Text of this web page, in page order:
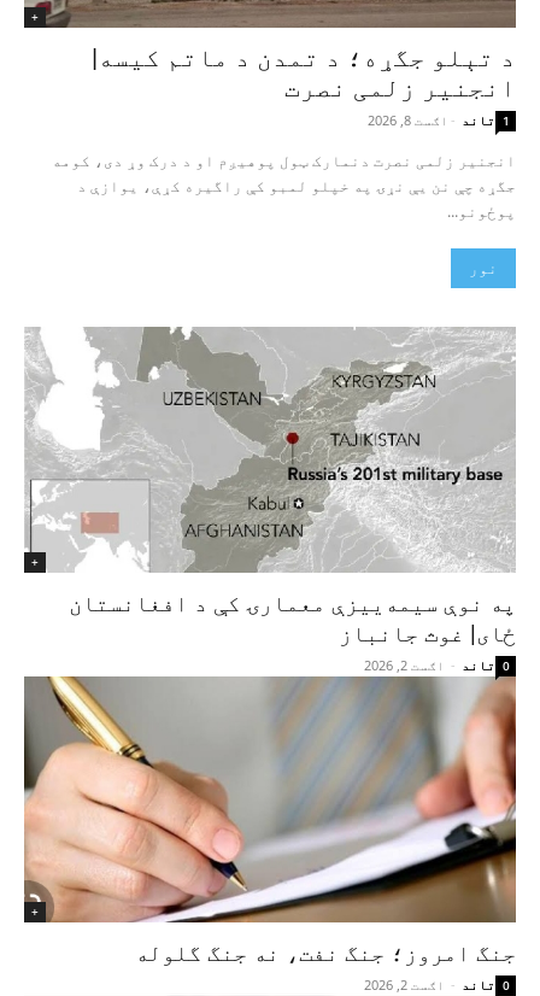
+
د تېلو جگړه؛ د تمدن د ماتم کیسه|
انجنیر زلمی نصرت
تاند - اګست 8, 2026 1
انجنیر زلمی نصرت دنمارک ټول پوهیږم او د درک وړ دی، کومه
جگړه چې نن یې نړۍ په خپلو لمبو کې راگیره کړې، یوازې د
پوځونو...
نور
+
په نوې سیمه‌ییزې معمارۍ کې د افغانستان
ځای| غوث جانباز
تاند - اګست 2, 2026 0
+
جنگ امروز؛ جنگ نفت، نه جنگ گلوله
تاند - اګست 2, 2026 0